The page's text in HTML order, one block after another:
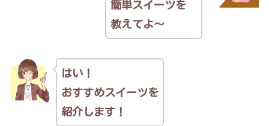
簡単スイーツを
教えてよ～
はい！
おすすめスイーツを
紹介します！